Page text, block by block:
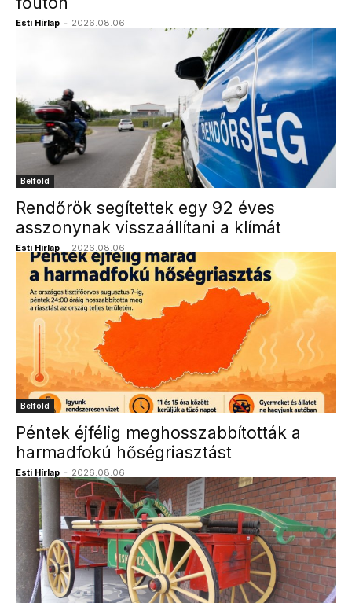
Esti Hírlap - 2026.08.06.
Belföld
Rendőrök segítettek egy 92 éves
asszonynak visszaállítani a klímát
Esti Hírlap - 2026.08.06.
Belföld
Péntek éjfélig meghosszabbították a
harmadfokú hőségriasztást
Esti Hírlap - 2026.08.06.